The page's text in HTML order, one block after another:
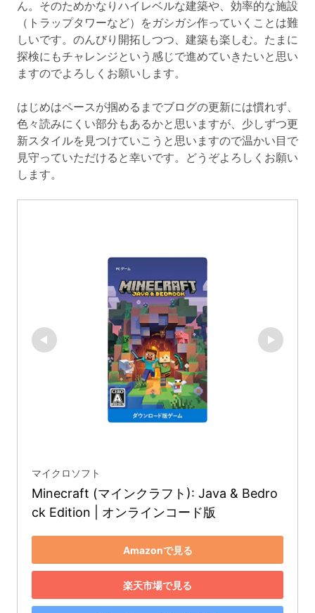
ん。そのためかなりハイレベルな建築や、効率的な施設
（トラップタワーなど）をガシガシ作っていくことは難
しいです。のんびり開拓しつつ、建築も楽しむ。たまに
探検にもチャレンジという感じで進めていきたいと思い
ますのでよろしくお願いします。
はじめはペースが掴めるまでブログの更新には慣れず、
色々読みにくい部分もあるかと思いますが、少しずつ更
新スタイルを見つけていこうと思いますので温かい目で
見守っていただけると幸いです。どうぞよろしくお願い
します。
マイクロソフト
Minecraft (マインクラフト): Java & Bedro
ck Edition | オンラインコード版
Amazonで見る
楽天市場で見る